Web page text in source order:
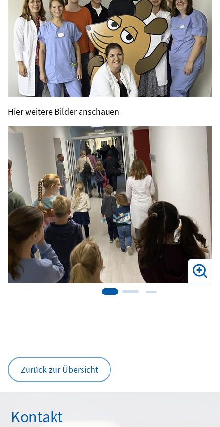
Hier weitere Bilder anschauen
Zurück zur Übersicht
Kontakt